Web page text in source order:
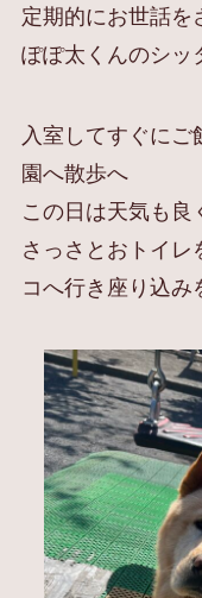
定期的にお世話を
ぽぽ太くんのシッ
入室してすぐにご
園へ散歩へ
この日は天気も良
さっさとおトイレ
コへ行き座り込み